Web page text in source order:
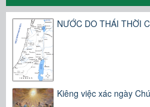
NƯỚC DO THÁI THỜI
Kiêng việc xác ngày